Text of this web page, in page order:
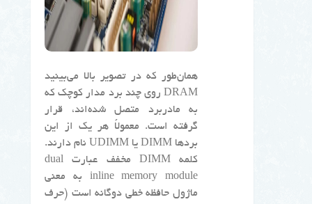
همان‌طور که در تصویر بالا می‌بینید
DRAM روی چند برد مدار کوچک که
به مادربرد متصل شده‌اند، قرار
گرفته است. معمولاً هر یک از این
بردها DIMM یا UDIMM نام دارند.
کلمه DIMM مخفف عبارت dual
inline memory module به معنی
ماژول حافظه خطی دوگانه است (حرف